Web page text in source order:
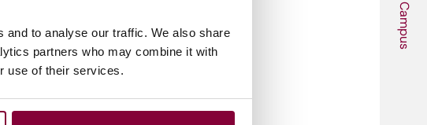
and to analyse our traffic. We also share
partners who may combine it with
use of their services.
Campus